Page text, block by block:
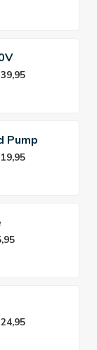
39,95
Pump
19,95
24,95